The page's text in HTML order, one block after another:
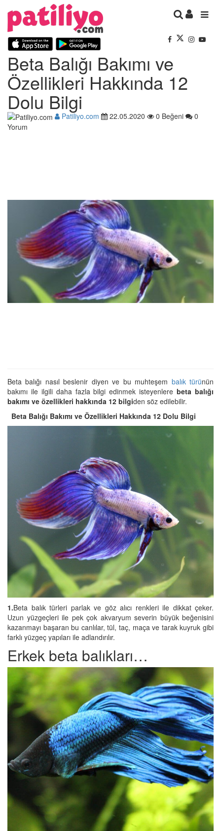
Beta Balığı Bakımı ve
Özellikleri Hakkında 12
Dolu Bilgi
Patiliyo.com 22.05.2020 0 Beğeni
0
Yorum
Beta balığı nasıl beslenir diyen ve bu muhteşem balık türünün
bakımı ile ilgili daha fazla bilgi edinmek isteyenlere beta balığı
bakımı ve özellikleri hakkında 12 bilgiden söz edilebilir.
Beta Balığı Bakımı ve Özellikleri Hakkında 12 Dolu Bilgi
1.Beta balık türleri parlak ve göz alıcı renkleri ile dikkat çeker.
Uzun yüzgeçleri ile pek çok akvaryum severin büyük beğenisini
kazanmayı başaran bu canlılar, tül, taç, maça ve tarak kuyruk gibi
farklı yüzgeç yapıları ile adlandırılır.
Erkek beta balıkları…